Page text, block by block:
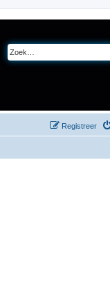
Registreer